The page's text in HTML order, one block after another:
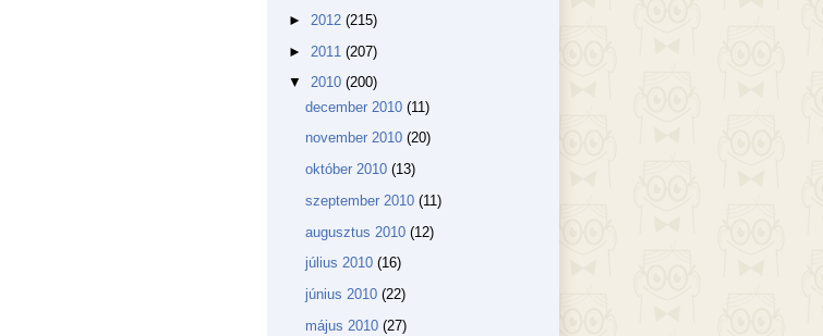
► 2012 (215)
► 2011 (207)
▼ 2010 (200)
december 2010 (11)
november 2010 (20)
október 2010 (13)
szeptember 2010 (11)
augusztus 2010 (12)
július 2010 (16)
június 2010 (22)
május 2010 (27)